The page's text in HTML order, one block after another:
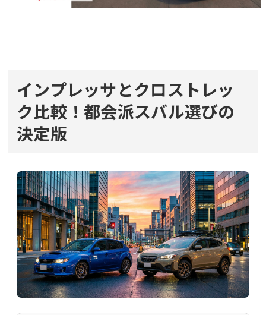
インプレッサとクロストレッ
ク比較！都会派スバル選びの
決定版